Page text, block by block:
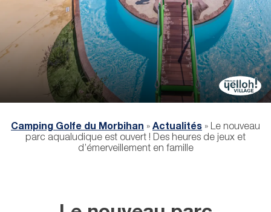
Camping Golfe du Morbihan » Actualités » Le nouveau
parc aqualudique est ouvert ! Des heures de jeux et
d’émerveillement en famille